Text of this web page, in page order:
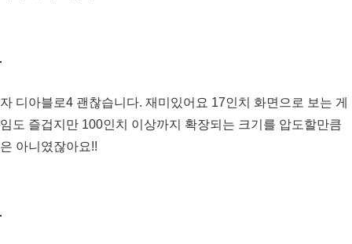
자 디아블로4 괜찮습니다. 재미있어요 17인치 화면으로 보는 게
임도 즐겁지만 100인치 이상까지 확장되는 크기를 압도할만큼
은 아니였잖아요!!